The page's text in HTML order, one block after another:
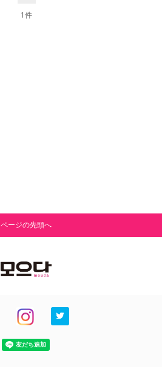
1件
ページの先頭へ